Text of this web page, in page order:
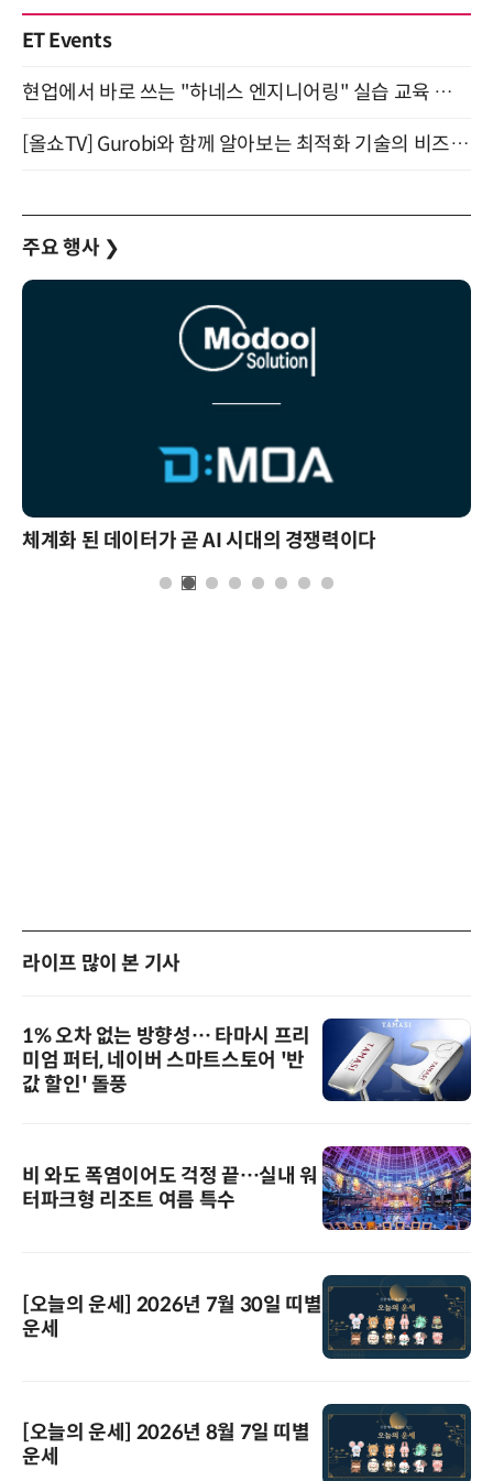
ET Events
현업에서 바로 쓰는 "하네스 엔지니어링" 실습 교육 워크숍 8월 20일 개최
[올쇼TV] Gurobi와 함께 알아보는 최적화 기술의 비즈니스 활용 (8월 20일 생방송)
주요 행사 ❯
체계화 된 데이터가 곧 AI 시대의 경쟁력이다
라이프 많이 본 기사
1% 오차 없는 방향성… 타마시 프리
미엄 퍼터, 네이버 스마트스토어 '반
값 할인' 돌풍
비 와도 폭염이어도 걱정 끝…실내 워
터파크형 리조트 여름 특수
[오늘의 운세] 2026년 7월 30일 띠별
운세
[오늘의 운세] 2026년 8월 7일 띠별
운세